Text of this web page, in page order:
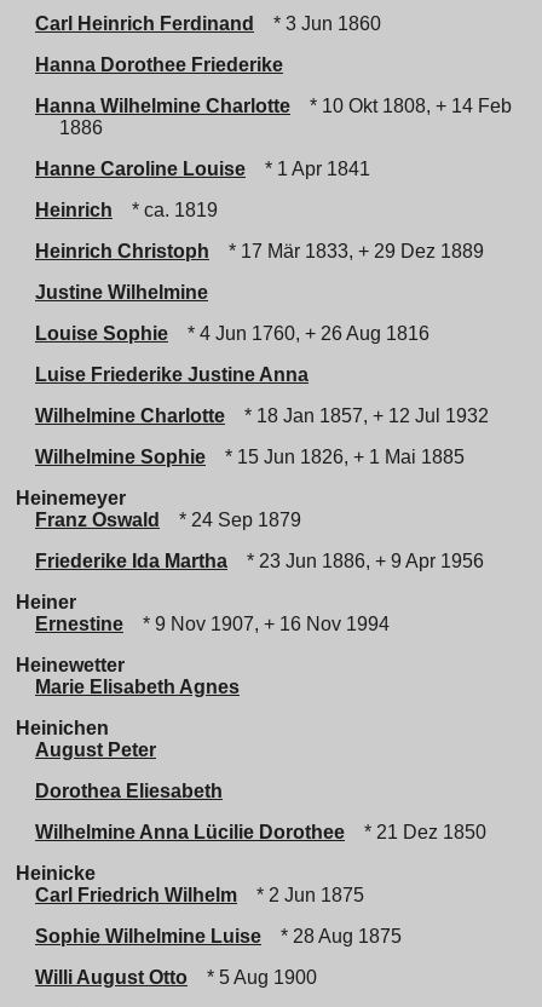
Carl Heinrich Ferdinand
* 3 Jun 1860
Hanna Dorothee Friederike
Hanna Wilhelmine Charlotte
* 10 Okt 1808, + 14 Feb
1886
Hanne Caroline Louise
* 1 Apr 1841
Heinrich
* ca. 1819
Heinrich Christoph
* 17 Mär 1833, + 29 Dez 1889
Justine Wilhelmine
Louise Sophie
* 4 Jun 1760, + 26 Aug 1816
Luise Friederike Justine Anna
Wilhelmine Charlotte
* 18 Jan 1857, + 12 Jul 1932
Wilhelmine Sophie
* 15 Jun 1826, + 1 Mai 1885
Heinemeyer
Franz Oswald
* 24 Sep 1879
Friederike Ida Martha
* 23 Jun 1886, + 9 Apr 1956
Heiner
Ernestine
* 9 Nov 1907, + 16 Nov 1994
Heinewetter
Marie Elisabeth Agnes
Heinichen
August Peter
Dorothea Eliesabeth
Wilhelmine Anna Lücilie Dorothee
* 21 Dez 1850
Heinicke
Carl Friedrich Wilhelm
* 2 Jun 1875
Sophie Wilhelmine Luise
* 28 Aug 1875
Willi August Otto
* 5 Aug 1900